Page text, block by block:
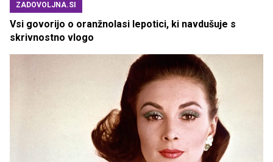
ZADOVOLJNA.SI
Vsi govorijo o oranžnolasi lepotici, ki navdušuje s
skrivnostno vlogo